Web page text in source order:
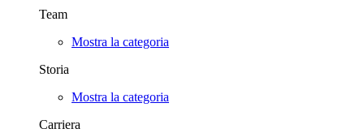
Team
Mostra la categoria
Storia
Mostra la categoria
Carriera